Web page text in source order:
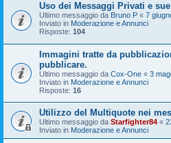
Uso dei Messaggi Privati e
Ultimo messaggio da Bruno P « 7
Inviato in Moderazione e Annunci
Risposte: 104
Immagini tratte da
pubblicare.
Ultimo messaggio da Cox-One « 3
Inviato in Moderazione e Annunci
Risposte: 16
Utilizzo del Multiquote nei
Ultimo messaggio da Starfighter84 «
Inviato in Moderazione e Annunci